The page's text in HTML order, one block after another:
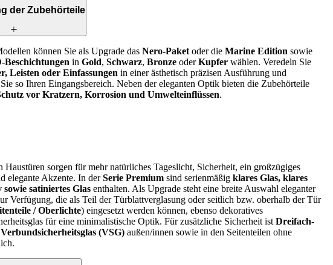
der Zubehörteile
können Sie als Upgrade das Nero-Paket oder die Marine Edition sowie
Beschichtungen in Gold, Schwarz, Bronze oderKupfer wählen. Veredeln Sie
Leisten oder Einfassungen in einer ästhetisch präzisen Ausführung und
so Ihren Eingangsbereich. Neben der eleganten Optik bieten die Zubehörteile
vor Kratzern, Korrosion und Umwelteinflüssen.
Haustüren sorgen für mehr natürliches Tageslicht, Sicherheit, ein großzügiges
elegante Akzente. In derSerie Premium sind serienmäßig klares Glas, klares
satiniertes Glas enthalten. Als Upgrade steht eine breite Auswahl eleganter
Verfügung, die als Teil der Türblattverglasung oder seitlich bzw. oberhalb der Tür
/ Oberlichte) eingesetzt werden können, ebenso dekoratives
für eine minimalistische Optik. Für zusätzliche Sicherheit ist Dreifach-
(VSG) außen/innen sowie in den Seitenteilen ohne